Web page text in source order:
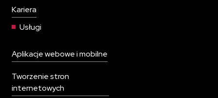
Kariera
Usługi
Aplikacje webowe i mobilne
Tworzenie stron
internetowych